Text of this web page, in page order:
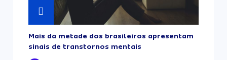
Mais da metade dos brasileiros apresentam
sinais de transtornos mentais